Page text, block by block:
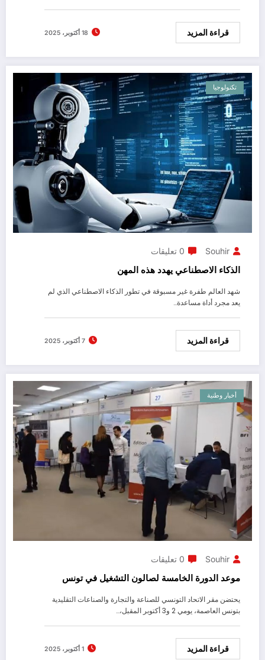
قراءة المزيد 18 أكتوبر، 2025
تكنولوجيا
Souhir 0 تعليقات
الذكاء الاصطناعي يهدد هذه المهن
شهد العالم طفرة غير مسبوقة في تطور الذكاء الاصطناعي الذي لم
يعد مجرد أداة مساعدة…
قراءة المزيد 7 أكتوبر، 2025
أخبار وطنية
Souhir 0 تعليقات
موعد الدورة الخامسة لصالون التشغيل في تونس
يحتضن مقر الاتحاد التونسي للصناعة والتجارة والصناعات التقليدية
بتونس العاصمة، يومي 2 و3 أكتوبر المقبل،…
قراءة المزيد 1 أكتوبر، 2025